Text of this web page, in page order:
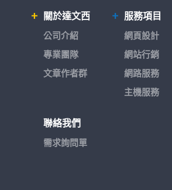
關於達文西
公司介紹
專業團隊
文章作者群
服務項目
網頁設計
網站行銷
網路服務
主機服務
聯絡我們
需求詢問單